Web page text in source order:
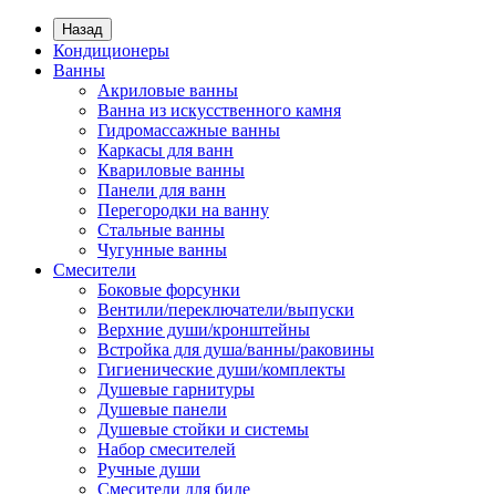
Назад
Кондиционеры
Ванны
Акриловые ванны
Ванна из искусственного камня
Гидромассажные ванны
Каркасы для ванн
Квариловые ванны
Панели для ванн
Перегородки на ванну
Стальные ванны
Чугунные ванны
Смесители
Боковые форсунки
Вентили/переключатели/выпуски
Верхние души/кронштейны
Встройка для душа/ванны/раковины
Гигиенические души/комплекты
Душевые гарнитуры
Душевые панели
Душевые стойки и системы
Набор смесителей
Ручные души
Смесители для биде